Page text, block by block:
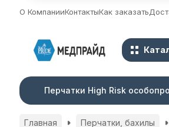
О КомпанииКонтактыКак заказать
Перчатки High Risk
Главная Перчатки, бахилы